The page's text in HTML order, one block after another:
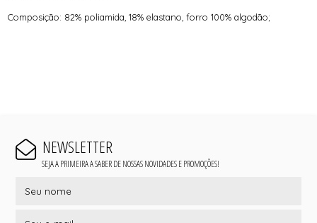
Composição: 82% poliamida, 18% elastano, forro 100% algodão;
NEWSLETTER
SEJA A PRIMEIRA A SABER DE NOSSAS NOVIDADES E PROMOÇÕES!